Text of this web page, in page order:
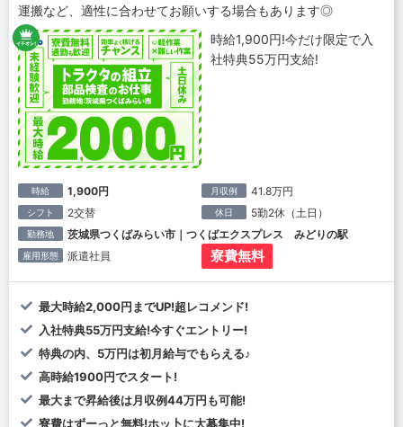
運搬など、適性に合わせてお願いする場合もあります◎
時給1,900円!今だけ限定で入
社特典55万円支給!
時給 1,900円 月収例 41.8万円
シフト 2交替 休日 5勤2休（土日）
勤務地 茨城県つくばみらい市｜つくばエクスプレス みどりの駅
雇用形態 派遣社員 寮費無料
最大時給2,000円までUP!超レコメンド!
入社特典55万円支給!今すぐエントリー!
特典の内、5万円は初月給与でもらえる♪
高時給1900円でスタート!
最大まで昇給後は月収例44万円も可能!
寮費はずーっと無料!ホッ卜に大募集中!